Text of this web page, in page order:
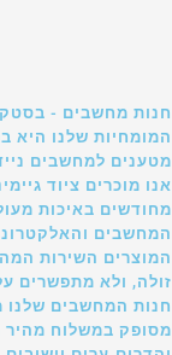
חנות מחשבים - בסטק
המומחיות שלנו היא
מטענים למחשבים
אנו מוכרים ציוד
מחודשים באיכות
המחשבים
המוצרים השירות
זולה, ולא מתפשרים
חנות המחשבים שלנו
מסופק במשלוח מהיר